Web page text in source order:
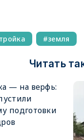
земля
Читать
— на верфь:
подготовки